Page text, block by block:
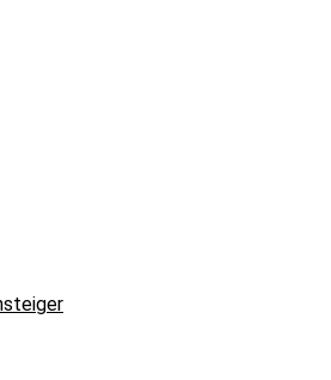
Was für ein hammermäßiger